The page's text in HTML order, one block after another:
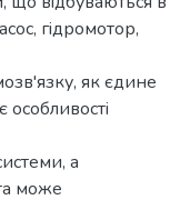
гiдромотор,
як єдине
особливостi
а
може